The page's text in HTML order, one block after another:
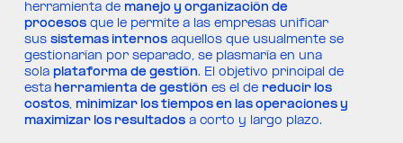
herramienta de manejo y organización de
procesosque le permite a las empresas unificar
sus sistemas internosaquellos que usualmente se
gestionarían por separado, se plasmaría en una
sola plataforma de gestión. El objetivo principal de
estaherramienta de gestión es el de reducir los
costos, minimizar los tiempos en las operaciones y
maximizar los resultadosa corto y largo plazo.